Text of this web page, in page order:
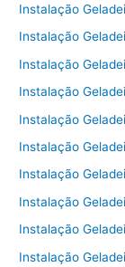
Instalação
Instalação
Instalação
Instalação
Instalação
Instalação
Instalação
Instalação
Instalação
Instalação